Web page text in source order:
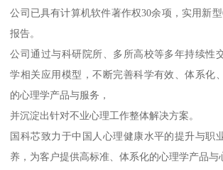
公司已具有计算机软件著作权30余项，实用新
报告。
公司通过与科研院所、多所高校等多年持续性
学相关应用模型，不断完善科学有效、体系化
的心理学产品与服务，
并沉淀出针对不业心理工作整体解决方案。
国科芯致力于中国人心理健康水平的提升与职
养，为客户提供高标准、体系化的心理学产品与